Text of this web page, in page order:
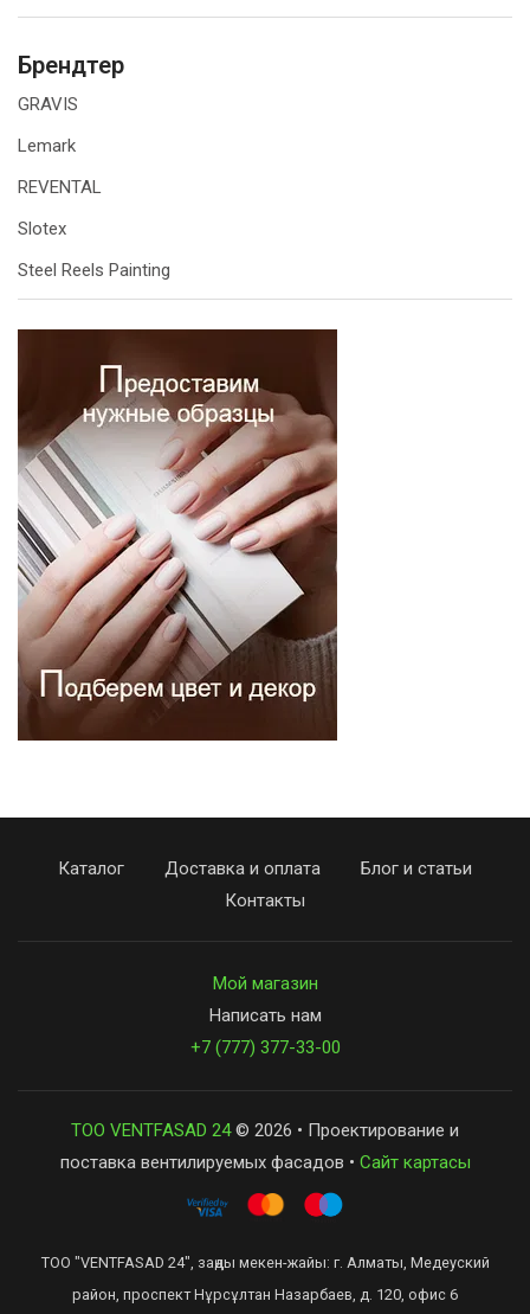
Брендтер
GRAVIS
Lemark
REVENTAL
Slotex
Steel Reels Painting
Каталог Доставка и оплата
Блог и статьи
Контакты
Мой магазин
Написать нам
+7 (777) 377-33-00
ТОО VENTFASAD 24© 2026 • Проектирование и
поставка вентилируемых фасадов • Сайт картасы
ТОО "VENTFASAD 24", заңды мекен-жайы: г. Алматы, Медеуский
район, проспект Нұрсұлтан Назарбаев, д. 120, офис 6